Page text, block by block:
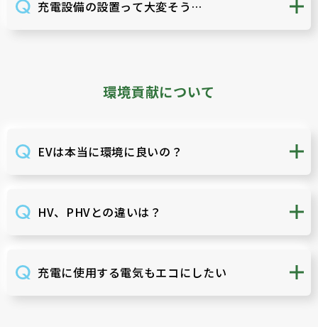
充電設備の設置って大変そう…
環境貢献について
EVは本当に環境に良いの？
HV、PHVとの違いは？
充電に使用する電気もエコにしたい